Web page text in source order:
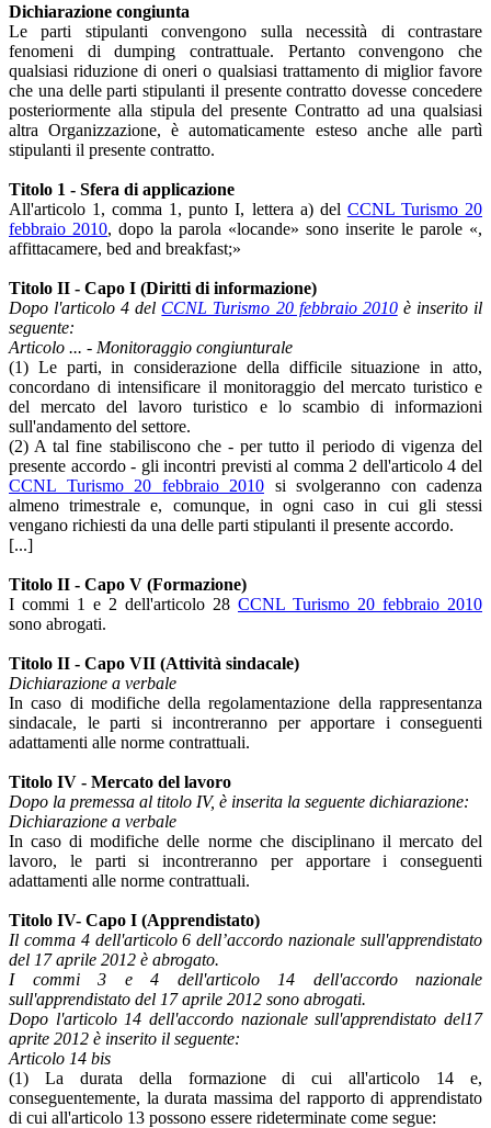
Dichiarazione congiunta
Le parti stipulanti convengono sulla necessità di contrastare
fenomeni di dumping contrattuale. Pertanto convengono che
qualsiasi riduzione di oneri o qualsiasi trattamento di miglior favore
che una delle parti stipulanti il presente contratto dovesse concedere
posteriormente alla stipula del presente Contratto ad una qualsiasi
altra Organizzazione, è automaticamente esteso anche alle partì
stipulanti il presente contratto.
Titolo 1 - Sfera di applicazione
All'articolo 1, comma 1, punto I, lettera a) del CCNL Turismo 20
febbraio 2010, dopo la parola «locande» sono inserite le parole «,
affittacamere, bed and breakfast;»
Titolo II - Capo I (Diritti di informazione)
Dopo l'articolo 4 del CCNL Turismo 20 febbraio 2010è inserito il
seguente:
Articolo ... - Monitoraggio congiunturale
(1) Le parti, in considerazione della difficile situazione in atto,
concordano di intensificare il monitoraggio del mercato turistico e
del mercato del lavoro turistico e lo scambio di informazioni
sull'andamento del settore.
(2) A tal fine stabiliscono che - per tutto il periodo di vigenza del
presente accordo - gli incontri previsti al comma 2 dell'articolo 4 del
CCNL Turismo 20 febbraio 2010 si svolgeranno con cadenza
almeno trimestrale e, comunque, in ogni caso in cui gli stessi
vengano richiesti da una delle parti stipulanti il presente accordo.
[...]
Titolo II - Capo V (Formazione)
I commi 1 e 2 dell'articolo 28 CCNL Turismo 20 febbraio 2010
sono abrogati.
Titolo II - Capo VII (Attività sindacale)
Dichiarazione a verbale
In caso di modifiche della regolamentazione della rappresentanza
sindacale, le parti si incontreranno per apportare i conseguenti
adattamenti alle norme contrattuali.
Titolo IV - Mercato del lavoro
Dopo la premessa al titolo IV, è inserita la seguente dichiarazione:
Dichiarazione a verbale
In caso di modifiche delle norme che disciplinano il mercato del
lavoro, le parti si incontreranno per apportare i conseguenti
adattamenti alle norme contrattuali.
Titolo IV- Capo I (Apprendistato)
Il comma 4 dell'articolo 6 dell’accordo nazionale sull'apprendistato
del 17 aprile 2012 è abrogato.
I commi 3 e 4 dell'articolo 14 dell'accordo nazionale
sull'apprendistato del 17 aprile 2012 sono abrogati.
Dopo l'articolo 14 dell'accordo nazionale sull'apprendistato del17
aprite 2012 è inserito il seguente:
Articolo 14 bis
(1) La durata della formazione di cui all'articolo 14 e,
conseguentemente, la durata massima del rapporto di apprendistato
di cui all'articolo 13 possono essere rideterminate come segue: